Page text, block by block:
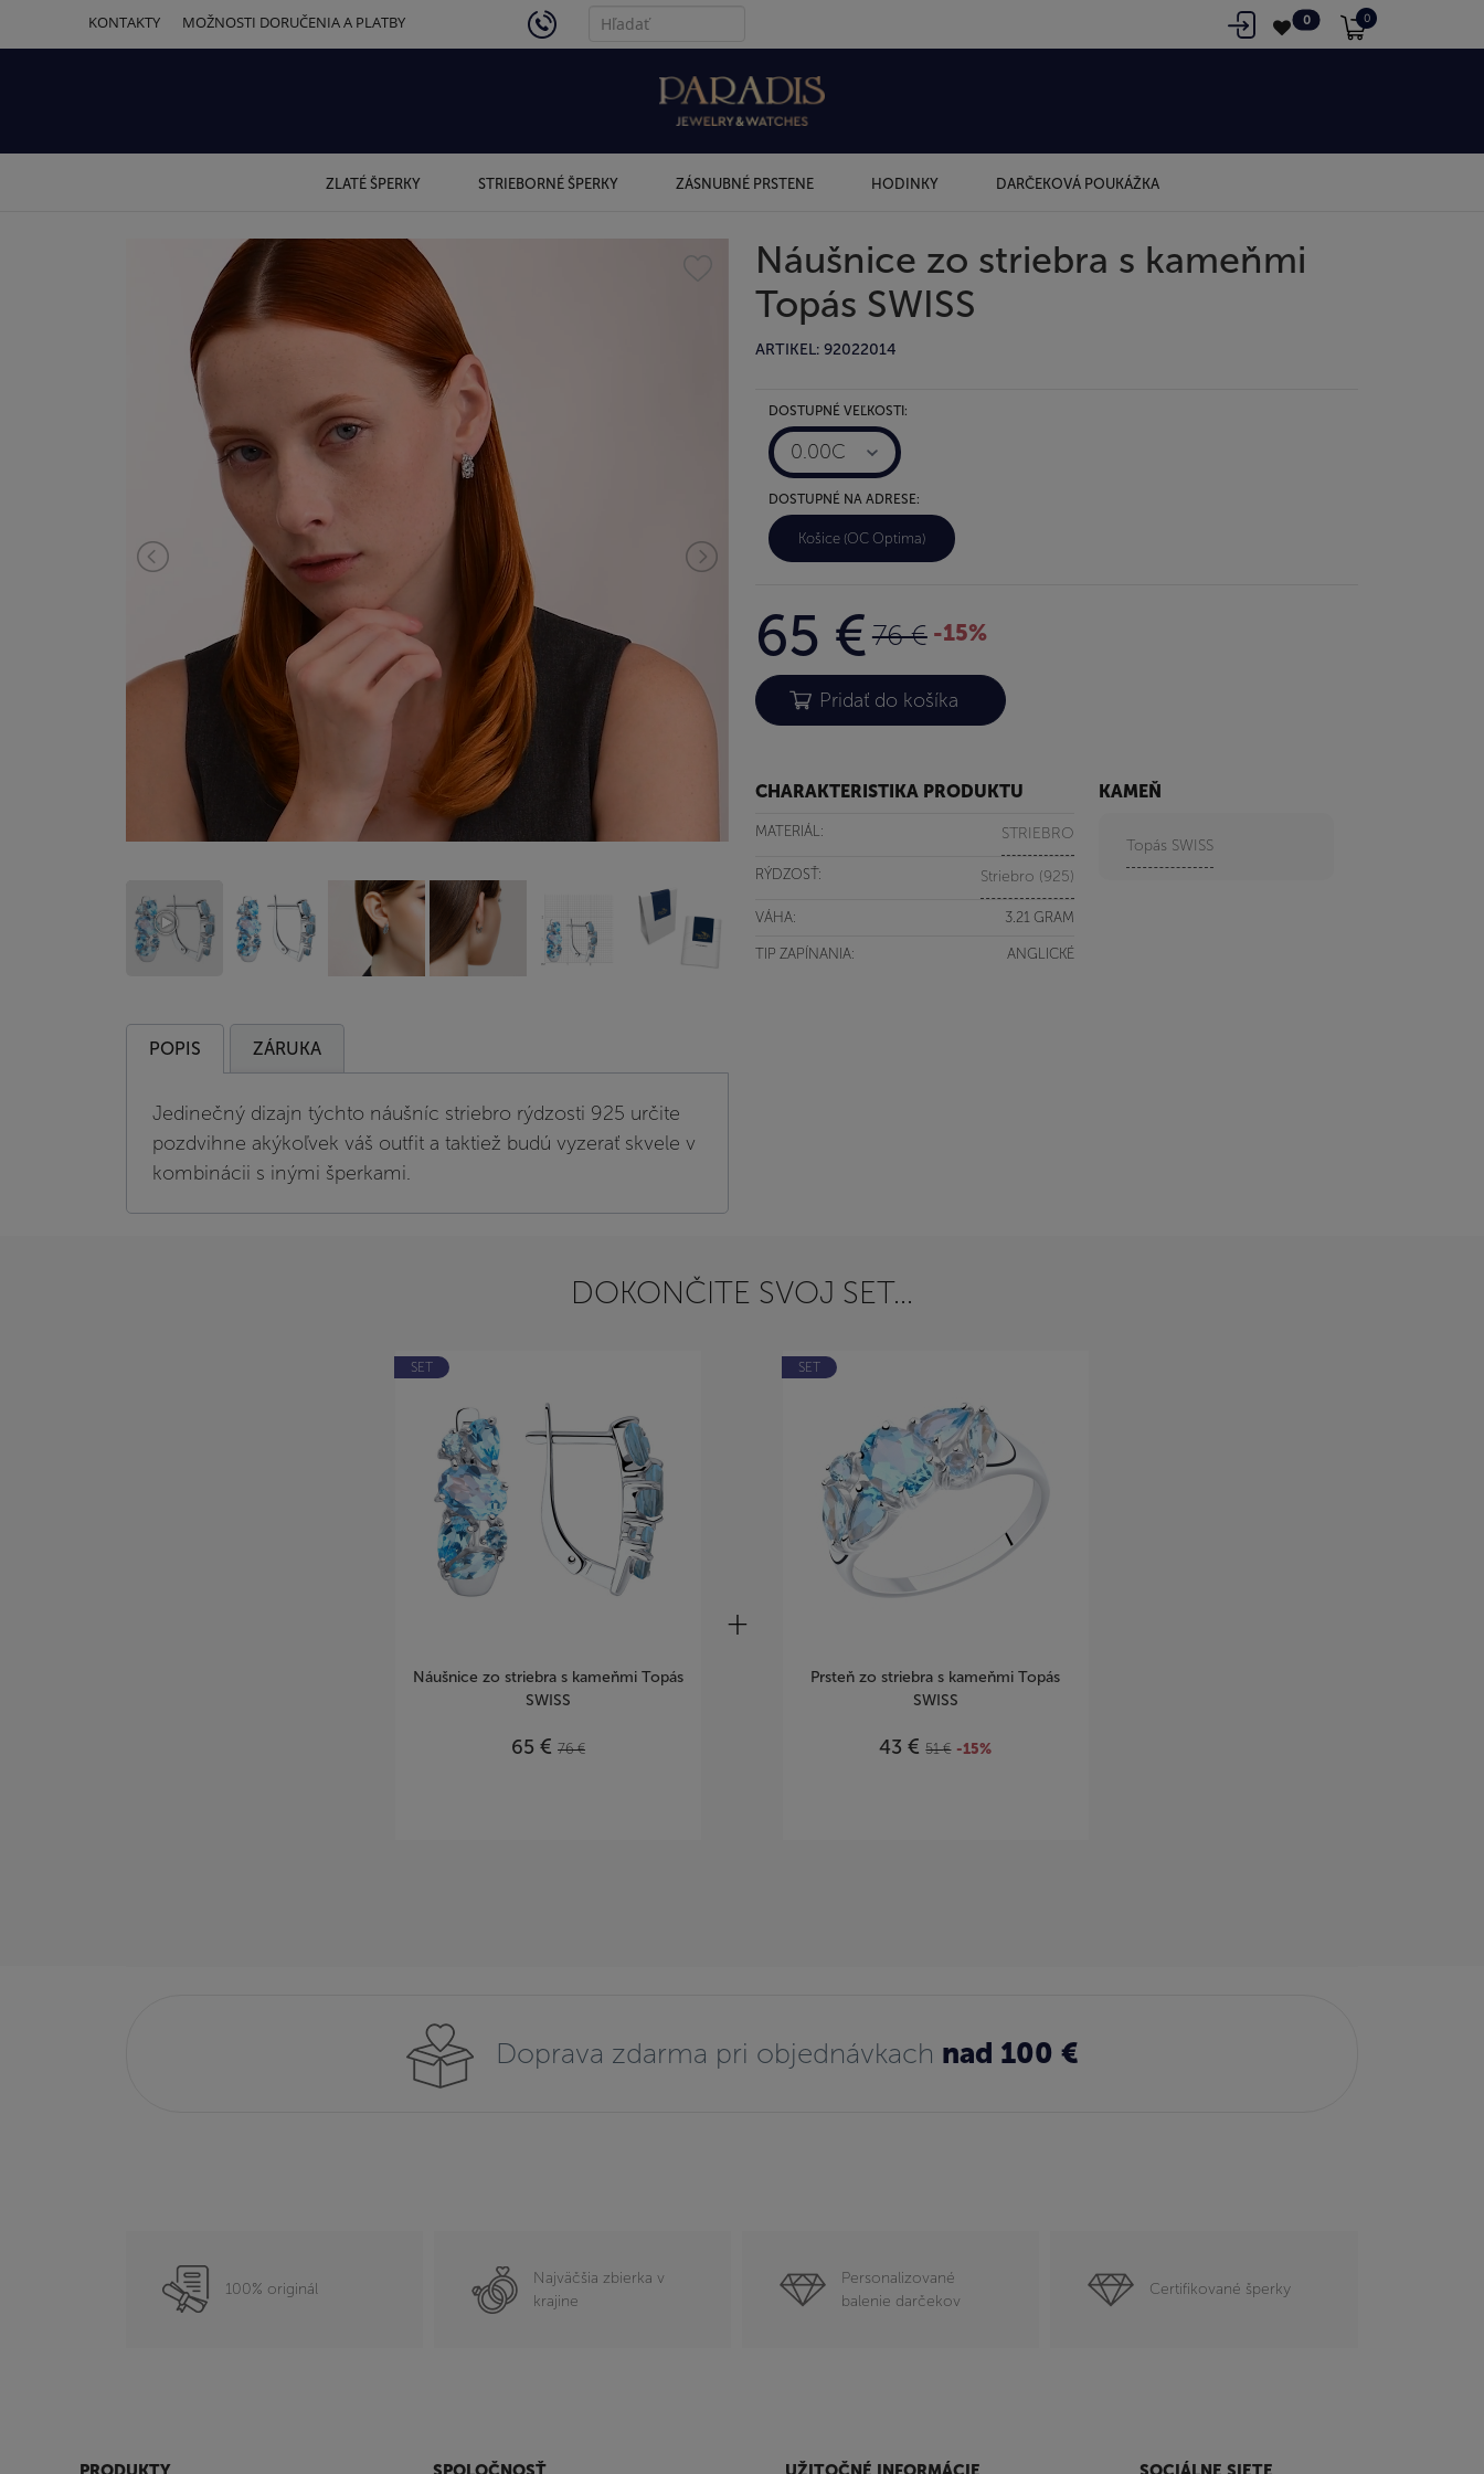
KONTAKTY MOŽNOSTI DORUČENIA A PLATBY 4434 0 0
ZLATÉ ŠPERKY STRIEBORNÉ ŠPERKY ZÁSNUBNÉ PRSTENE HODINKY DARČEKOVÁ POUKÁŽKA
POPIS ZÁRUKA
Jedinečný dizajn týchto náušníc striebro rýdzosti 925 určite
pozdvihne akýkoľvek váš outfit a taktiež budú vyzerať skvele v
kombinácii s inými šperkami.
Náušnice zo striebra s kameňmi
Topás SWISS
ARTIKEL: 92022014
DOSTUPNÉ VEĽKOSTI:
0.00C
DOSTUPNÉ NA ADRESE:
Košice (OC Optima)
65 €76 € -15%
CHARAKTERISTIKA PRODUKTU
MATERIÁL: STRIEBRO
RÝDZOSŤ: Striebro (925)
VÁHA: 3.21 GRAM
TIP ZAPÍNANIA: ANGLICKÉ
KAMEŇ
Topás SWISS
DOKONČITE SVOJ SET...
SET
Náušnice zo striebra s kameňmi Topás
SWISS
65€ 76€
SET
Prsteň zo striebra s kameňmi Topás
SWISS
43€ 51€ -15%
Doprava zdarma pri objednávkach nad 100 €
100% originál
Najväčšia zbierka v
krajine
Personalizované
balenie darčekov
Certifikované šperky